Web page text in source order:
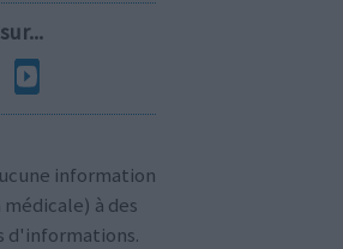
information
à des
d'informations.